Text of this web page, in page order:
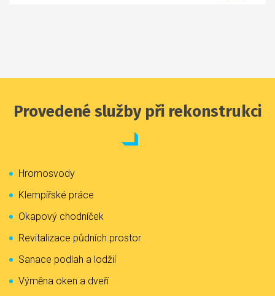
Provedené služby při rekonstrukci
Hromosvody
Klempířské práce
Okapový chodníček
Revitalizace půdních prostor
Sanace podlah a lodžií
Výměna oken a dveří